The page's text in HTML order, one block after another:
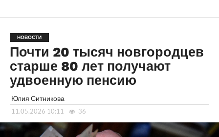
НОВОСТИ
Почти 20 тысяч новгородцев
старше 80 лет получают
удвоенную пенсию
Юлия Ситникова
11.05.2026 10:11 36